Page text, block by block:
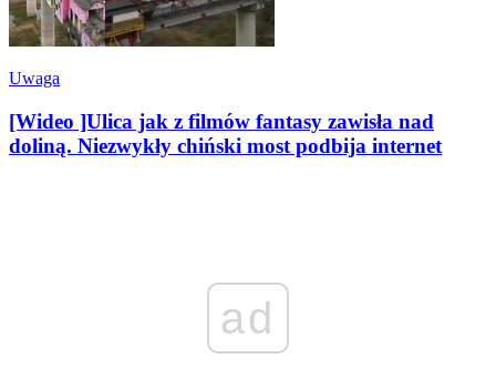
Uwaga
[Wideo ]Ulica jak z filmów fantasy zawisła nad
doliną. Niezwykły chiński most podbija internet
ad